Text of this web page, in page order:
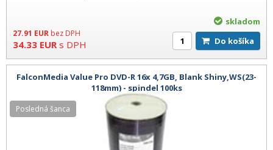
27.91 EUR bez DPH
34.33 EUR s DPH
skladom
Do košíka
FalconMedia Value Pro DVD-R 16x 4,7GB, Blank Shiny,WS(23-
118mm) - spindel 100ks
Posledná šanca